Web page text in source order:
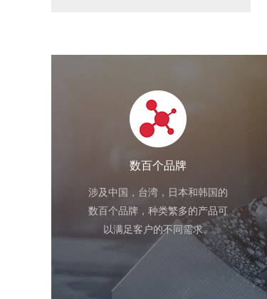
数百个品牌
涉及中国，台湾，日本和韩国的
数百个品牌，种类繁多的产品可
以满足客户的不同需求。